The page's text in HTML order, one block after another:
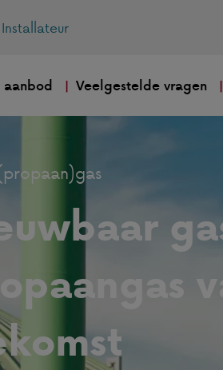
Installateur
aanbod Veelgestelde vragen